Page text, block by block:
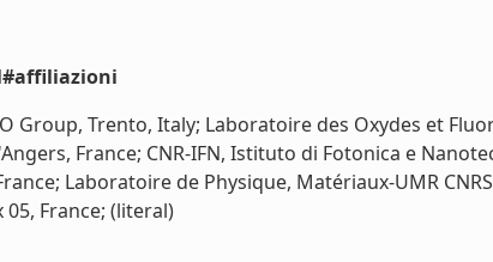
Group, Trento, Italy; Laboratoire des Oxydes et
France; CNR-IFN, Istituto di Fotonica e
Laboratoire de Physique, Matériaux-UMR
05, France; (literal)